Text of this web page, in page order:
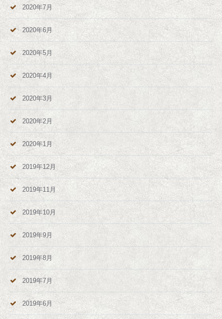
2020年7月
2020年6月
2020年5月
2020年4月
2020年3月
2020年2月
2020年1月
2019年12月
2019年11月
2019年10月
2019年9月
2019年8月
2019年7月
2019年6月